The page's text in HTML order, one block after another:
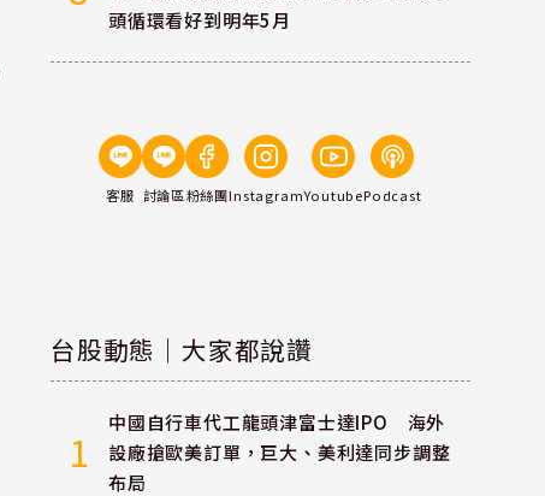
頭循環看好到明年5月
客服 討論區粉絲團InstagramYoutubePodcast
台股動態｜大家都說讚
1
中國自行車代工龍頭津富士達IPO 海外
設廠搶歐美訂單，巨大、美利達同步調整
布局